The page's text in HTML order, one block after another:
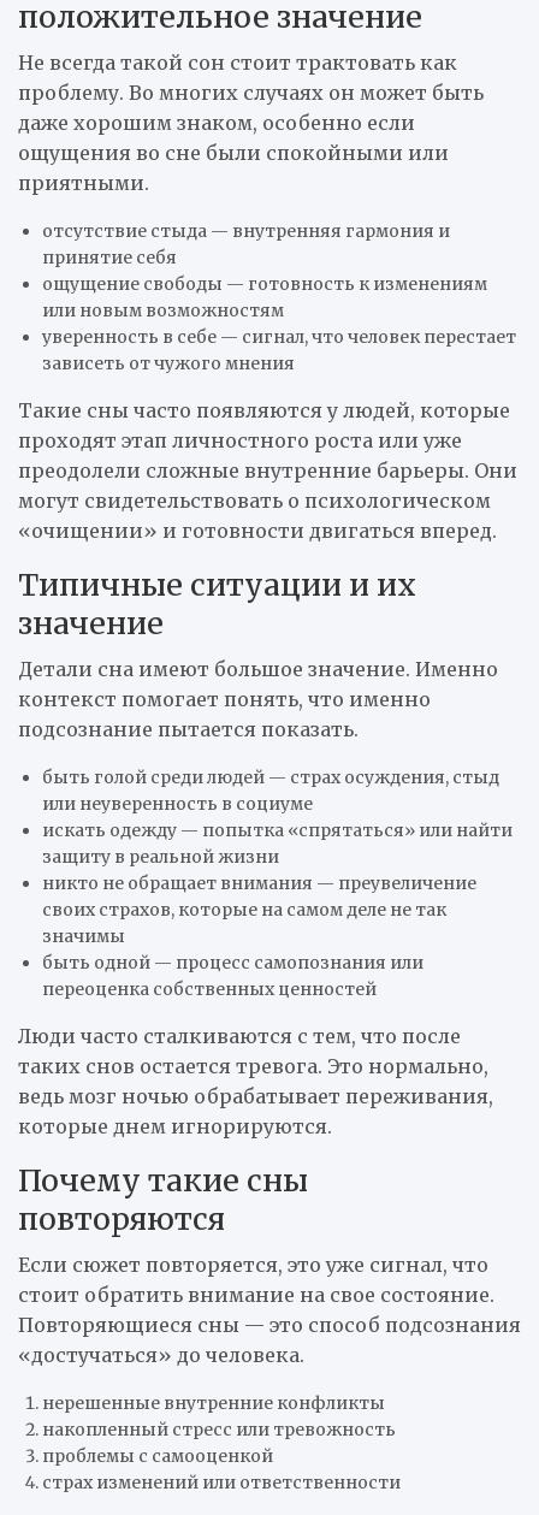
положительное значение
Не всегда такой сон стоит трактовать как
проблему. Во многих случаях он может быть
даже хорошим знаком, особенно если
ощущения во сне были спокойными или
приятными.
отсутствие стыда — внутренняя гармония и
принятие себя
ощущение свободы — готовность к изменениям
или новым возможностям
уверенность в себе — сигнал, что человек перестает
зависеть от чужого мнения
Такие сны часто появляются у людей, которые
проходят этап личностного роста или уже
преодолели сложные внутренние барьеры. Они
могут свидетельствовать о психологическом
«очищении» и готовности двигаться вперед.
Типичные ситуации и их
значение
Детали сна имеют большое значение. Именно
контекст помогает понять, что именно
подсознание пытается показать.
быть голой среди людей — страх осуждения, стыд
или неуверенность в социуме
искать одежду — попытка «спрятаться» или найти
защиту в реальной жизни
никто не обращает внимания — преувеличение
своих страхов, которые на самом деле не так
значимы
быть одной — процесс самопознания или
переоценка собственных ценностей
Люди часто сталкиваются с тем, что после
таких снов остается тревога. Это нормально,
ведь мозг ночью обрабатывает переживания,
которые днем игнорируются.
Почему такие сны
повторяются
Если сюжет повторяется, это уже сигнал, что
стоит обратить внимание на свое состояние.
Повторяющиеся сны — это способ подсознания
«достучаться» до человека.
нерешенные внутренние конфликты
накопленный стресс или тревожность
проблемы с самооценкой
страх изменений или ответственности